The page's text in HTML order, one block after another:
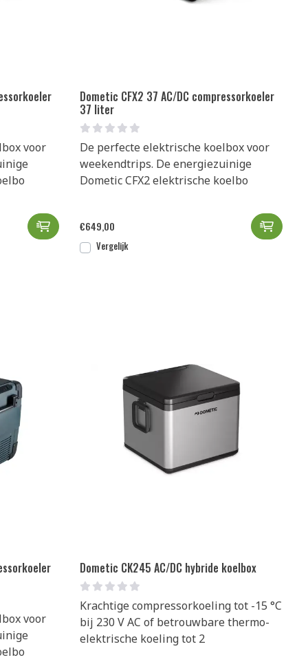
- 34 liter toevoegen aan winkelwagen
voor
Dometic CFX2 28 AC/DC compressorkoeler 28
Dometic CFX2 37 AC/DC compressorkoeler
37 liter
De perfecte elektrische koelbox voor
weekendtrips. De energiezuinige
Dometic CFX2 elektrische koelbo
€649,00
Vergelijk
voor
Dometic CK245 AC/DC hybride koelbox
Krachtige compressorkoeling tot -15 °C
bij 230 V AC of betrouwbare thermo-
elektrische koeling tot 2